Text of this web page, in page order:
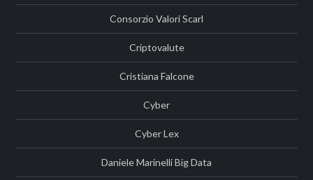
Consorzio Valori Scarl
Criptovalute
Cristiana Falcone
Cyber
Cyber Lex
Daniele Marinelli Big Data